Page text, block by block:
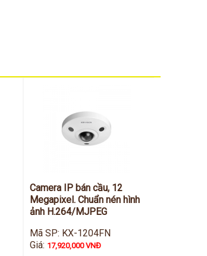
Camera IP bán cầu, 12
Megapixel. Chuẩn nén hình
ảnh H.264/MJPEG
Mã SP: KX-1204FN
Giá: 17,920,000 VNĐ